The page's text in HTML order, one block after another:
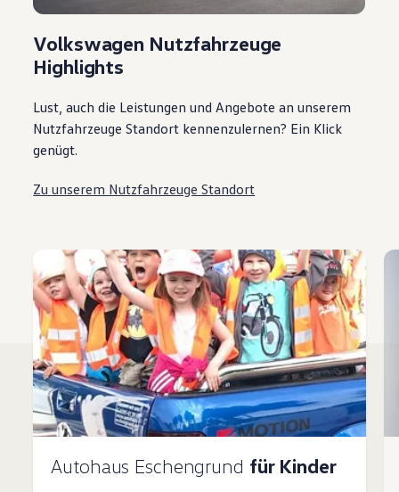
Volkswagen Nutzfahrzeuge
Highlights
Lust, auch die Leistungen und Angebote an unserem
Nutzfahrzeuge Standort kennenzulernen? Ein Klick
genügt.
Zu unserem Nutzfahrzeuge Standort
Autohaus Eschengrund für Kinder